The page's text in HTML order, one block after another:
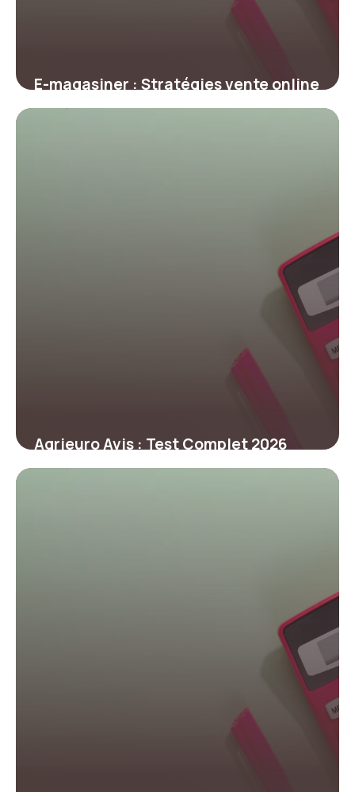
E-magasiner : Stratégies vente online
2026
Agrieuro Avis : Test Complet 2026
22 juin 2026